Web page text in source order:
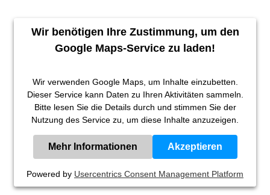
Wir benötigen Ihre Zustimmung, um den
Google Maps-Service zu laden!
Wir verwenden Google Maps, um Inhalte einzubetten.
Dieser Service kann Daten zu Ihren Aktivitäten sammeln.
Bitte lesen Sie die Details durch und stimmen Sie der
Nutzung des Service zu, um diese Inhalte anzuzeigen.
Mehr Informationen Akzeptieren
Powered by Usercentrics Consent Management Platform